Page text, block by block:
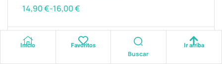
14,90€-16,00€
Inicio Favoritos
Buscar
Ir arriba